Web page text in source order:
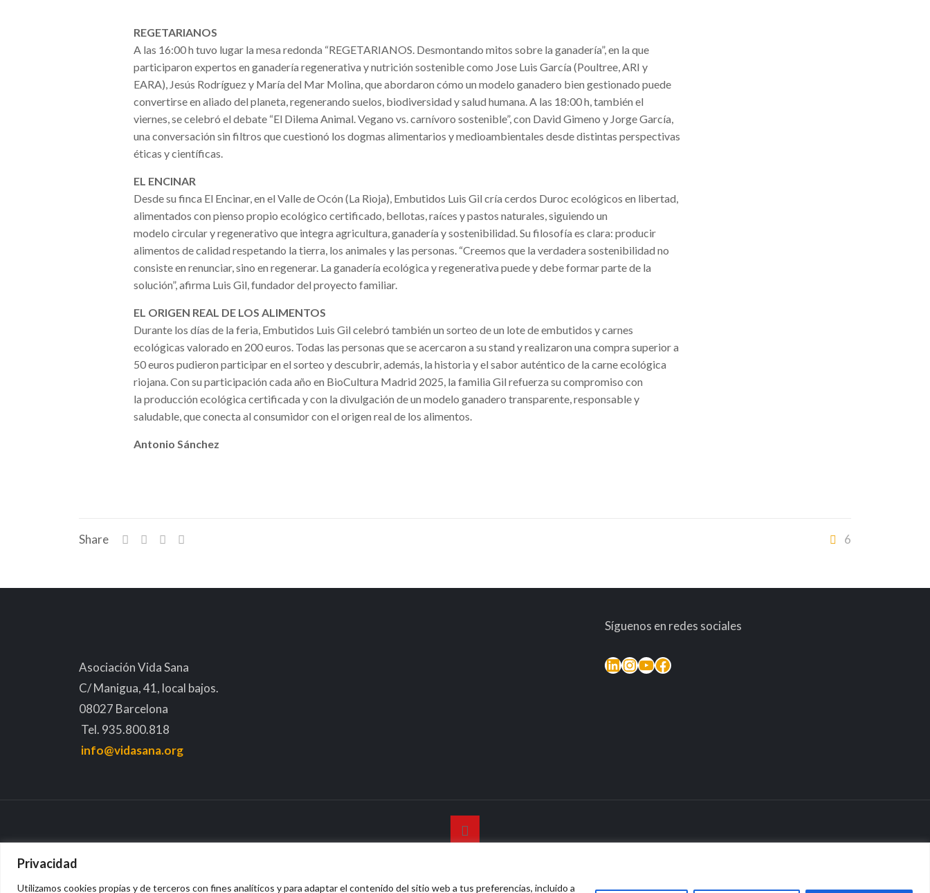
Privacidad
Utilizamos cookies propias y de terceros con fines analíticos y para adaptar el contenido del sitio web a tus preferencias, incluido a
REGETARIANOS
A las 16:00 h tuvo lugar la mesa redonda “REGETARIANOS. Desmontando mitos sobre la ganadería”, en la que
participaron expertos en ganadería regenerativa y nutrición sostenible como Jose Luis García (Poultree, ARI y
EARA), Jesús Rodríguez y María del Mar Molina, que abordaron cómo un modelo ganadero bien gestionado puede
convertirse en aliado del planeta, regenerando suelos, biodiversidad y salud humana. A las 18:00 h, también el
viernes, se celebró el debate “El Dilema Animal. Vegano vs. carnívoro sostenible”, con David Gimeno y Jorge García,
una conversación sin filtros que cuestionó los dogmas alimentarios y medioambientales desde distintas perspectivas
éticas y científicas.
EL ENCINAR
Desde su finca El Encinar, en el Valle de Ocón (La Rioja), Embutidos Luis Gil cría cerdos Duroc ecológicos en libertad,
alimentados con pienso propio ecológico certificado, bellotas, raíces y pastos naturales, siguiendo un
modelo circular y regenerativo que integra agricultura, ganadería y sostenibilidad. Su filosofía es clara: producir
alimentos de calidad respetando la tierra, los animales y las personas. “Creemos que la verdadera sostenibilidad no
consiste en renunciar, sino en regenerar. La ganadería ecológica y regenerativa puede y debe formar parte de la
solución”, afirma Luis Gil, fundador del proyecto familiar.
EL ORIGEN REAL DE LOS ALIMENTOS
Durante los días de la feria, Embutidos Luis Gil celebró también un sorteo de un lote de embutidos y carnes
ecológicas valorado en 200 euros. Todas las personas que se acercaron a su stand y realizaron una compra superior a
50 euros pudieron participar en el sorteo y descubrir, además, la historia y el sabor auténtico de la carne ecológica
riojana. Con su participación cada año en BioCultura Madrid 2025, la familia Gil refuerza su compromiso con
la producción ecológica certificada y con la divulgación de un modelo ganadero transparente, responsable y
saludable, que conecta al consumidor con el origen real de los alimentos.
Antonio Sánchez
Share 6
Asociación Vida Sana
C/ Manigua, 41, local bajos.
08027 Barcelona
Tel. 935.800.818
info@vidasana.org
Síguenos en redes sociales
LinkedIn
Instagram
YouTube
Facebook
Aviso legal
Política de privacidad Política de devolución monetaria